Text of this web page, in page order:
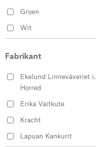
Groen
Wit
Fabrikant
Ekelund Linneväveriet i.
Horred
Erika Vaitkute
Kracht
Lapuan Kankurit